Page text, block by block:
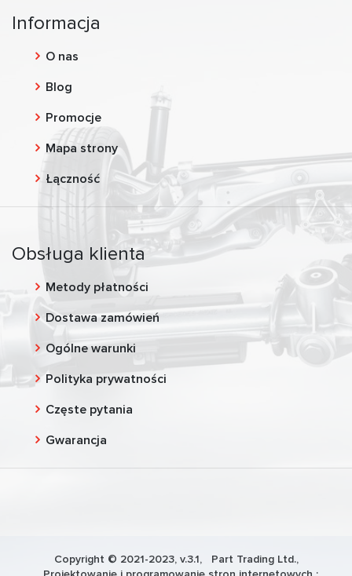
Informacja
O nas
Blog
Promocje
Mapa strony
Łączność
Obsługa klienta
Metody płatności
Dostawa zamówień
Ogólne warunki
Polityka prywatności
Częste pytania
Gwarancja
Copyright © 2021-2023, v.3.1, Part Trading Ltd.,